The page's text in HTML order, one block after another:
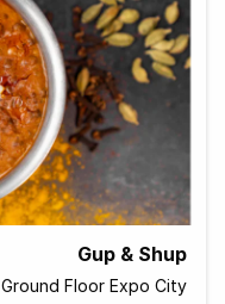
Gup & Shup
Ground Floor Expo City